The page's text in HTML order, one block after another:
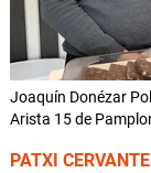
Joaquín Donézar
Arista 15 de
PATXI